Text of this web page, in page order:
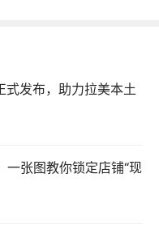
发布，助力拉美本土
张图教你锁定店铺“现